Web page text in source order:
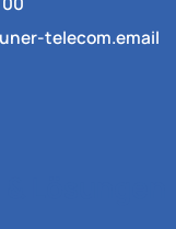
telecom.email